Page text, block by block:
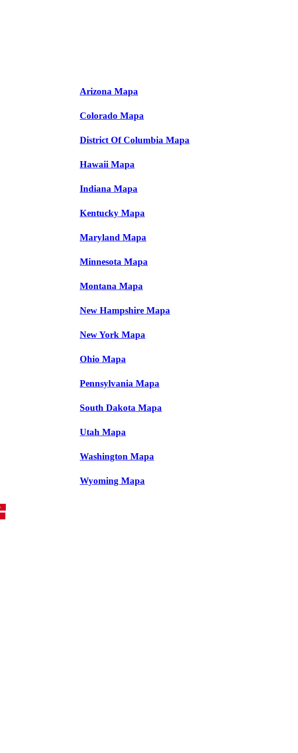
Arizona Mapa
Colorado Mapa
District Of Columbia Mapa
Hawaii Mapa
Indiana Mapa
Kentucky Mapa
Maryland Mapa
Minnesota Mapa
Montana Mapa
New Hampshire Mapa
New York Mapa
Ohio Mapa
Pennsylvania Mapa
South Dakota Mapa
Utah Mapa
Washington Mapa
Wyoming Mapa